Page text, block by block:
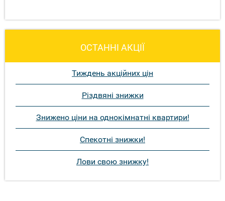
ОСТАННІ АКЦІЇ
Тиждень акційних цін
Різдвяні знижки
Знижено ціни на однокімнатні квартири!
Спекотні знижки!
Лови свою знижку!